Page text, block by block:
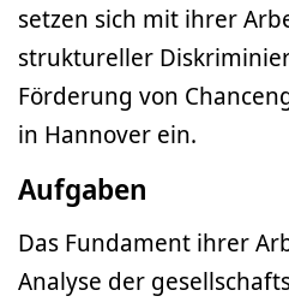
setzen sich mit ihrer
struktureller
Förderung von
in Hannover ein.
Aufgaben
Das Fundament ihrer
Analyse der